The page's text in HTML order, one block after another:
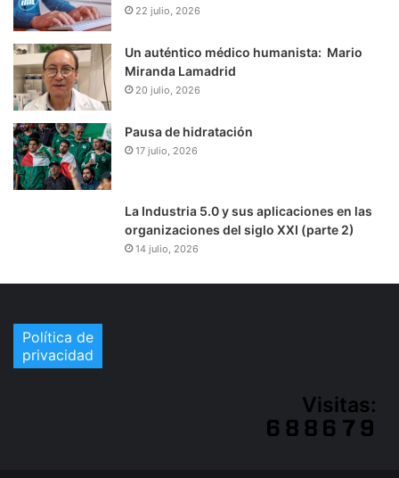
22 julio, 2026
Un auténtico médico humanista: Mario
Miranda Lamadrid
20 julio, 2026
Pausa de hidratación
17 julio, 2026
La Industria 5.0 y sus aplicaciones en las
organizaciones del siglo XXI (parte 2)
14 julio, 2026
Política de
privacidad
Visitas: